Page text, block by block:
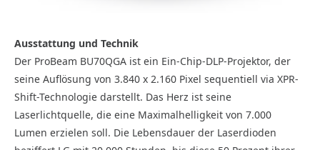
Ausstattung und Technik
Der ProBeam BU70QGA ist ein Ein-Chip-DLP-Projektor, der
seine Auflösung von 3.840 x 2.160 Pixel sequentiell via XPR-
Shift-Technologie darstellt. Das Herz ist seine
Laserlichtquelle, die eine Maximalhelligkeit von 7.000
Lumen erzielen soll. Die Lebensdauer der Laserdioden